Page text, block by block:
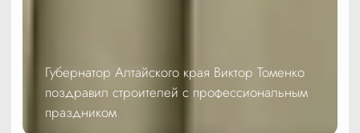
Губернатор Алтайского края Виктор Томенко
поздравил строителей с профессиональным
праздником